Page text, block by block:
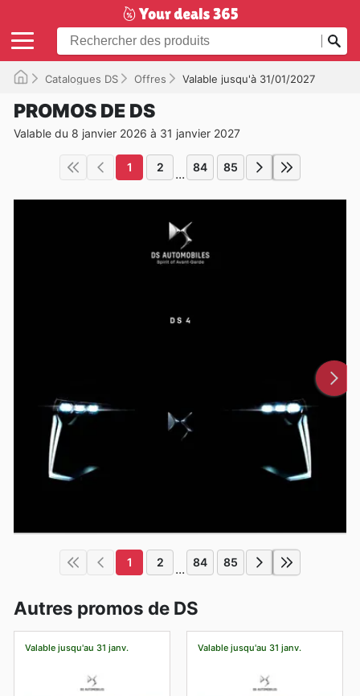
Catalogues DS Offres Valable jusqu'à 31/01/2027
PROMOS DE DS
Valable du 8 janvier 2026 à 31 janvier 2027
1 2 ... 84 85
1 2 ... 84 85
Autres promos de DS
Valable jusqu'au 31 janv. Valable jusqu'au 31 janv.